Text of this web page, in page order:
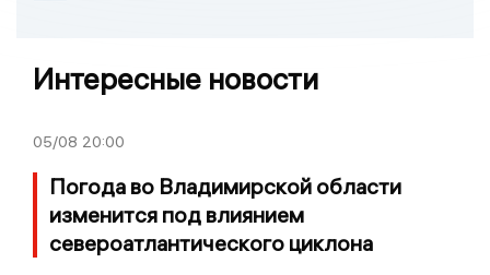
Интересные новости
05/08 20:00
Погода во Владимирской области
изменится под влиянием
североатлантического циклона